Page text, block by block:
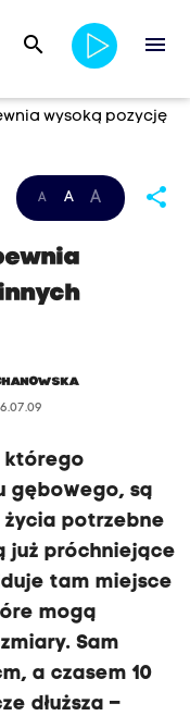
search menu
wysoką pozycję
A A A share
którego
gębowego, są
życia potrzebne
już próchniejące
tam miejsce
mogą
Sam
a czasem 10
dłuższa –